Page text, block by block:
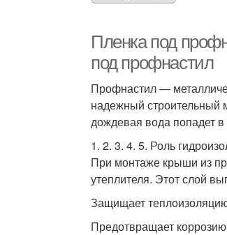
Пленка под
под профнастил
Профнастил —
надежный строительный
дождевая вода попадет
1. 2. 3. 4. 5. Роль
При монтаже крыши из
утеплителя. Этот слой
Защищает теплоизоляцию
Предотвращает